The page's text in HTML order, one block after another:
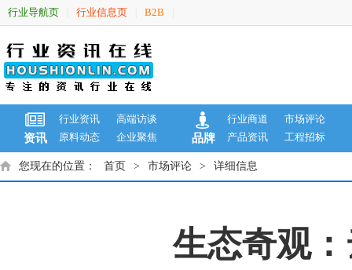
行业导航页 行业信息页 B2B
资讯
行业资讯
高端访谈
原料动态
企业聚焦 品牌
行业商道
市场评论
产品资讯
工程招标
您现在的位置： 首页 > 市场评论 > 详细信息
生态奇观